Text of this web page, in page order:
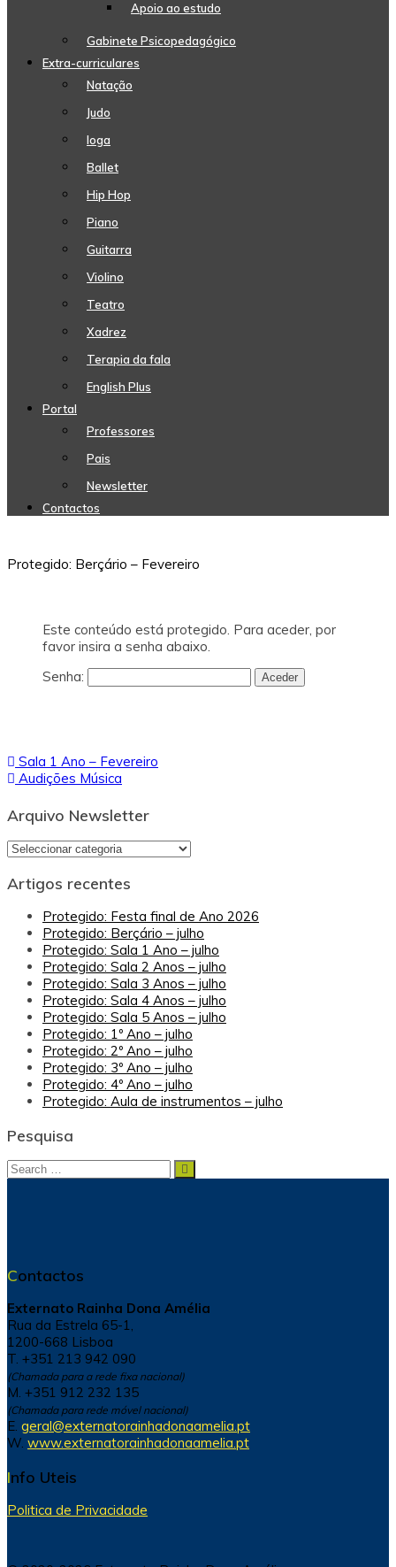
Apoio ao estudo
Gabinete Psicopedagógico
Extra-curriculares
Natação
Judo
Ioga
Ballet
Hip Hop
Piano
Guitarra
Violino
Teatro
Xadrez
Terapia da fala
English Plus
Portal
Professores
Pais
Newsletter
Contactos
Protegido: Berçário – Fevereiro
Este conteúdo está protegido. Para aceder, por
favor insira a senha abaixo.
Senha:
Navegação
de
artigos
Sala 1 Ano – Fevereiro
Audições Música
Arquivo Newsletter
Arquivo
Artigos recentes
Protegido: Festa final de Ano 2026
Protegido: Berçário – julho
Protegido: Sala 1 Ano – julho
Protegido: Sala 2 Anos – julho
Protegido: Sala 3 Anos – julho
Protegido: Sala 4 Anos – julho
Protegido: Sala 5 Anos – julho
Protegido: 1º Ano – julho
Protegido: 2º Ano – julho
Protegido: 3º Ano – julho
Protegido: 4º Ano – julho
Protegido: Aula de instrumentos – julho
Pesquisa
Search
Search
Contactos
Externato Rainha Dona Amélia
Rua da Estrela 65-1,
1200-668 Lisboa
T. +351 213 942 090
(Chamada para a rede fixa nacional)
M. +351 912 232 135
(Chamada para rede móvel nacional)
E. geral@externatorainhadonaamelia.pt
W. www.externatorainhadonaamelia.pt
Info Uteis
Politica de Privacidade